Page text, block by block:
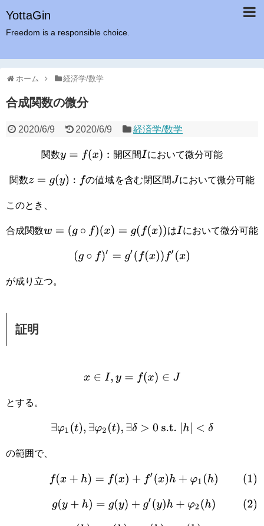
YottaGin
Freedom is a responsible choice.
ホーム 経済学/数学
合成関数の微分
2020/6/9 2020/6/9 経済学/数学
関数 開 区間 において微分可能
関 数y =f(x):開 区間Iに おいて微分可能
関数 の値域を含む閉 区間 において微分可能
関数z =g(y) fの値域を含む閉区間Jにおいて微分可能
このとき、
合成関数 は において微分可能
合成 関数 w =( g∘f)(x)= g( (x) )はIに おいて微分可能
(g∘ f)′= g′(f x))f′(x)
が成り立つ。
証明
x∈I, y=f x)∈J
とする。
∃φ 1(t),∃ φ2(t ),∃δ >0 s.t.|h| <δ
の範囲で、
(1)f x+ h)=f(x +f′ x)h+φ1( h)
(2)g( y+h)=g(y )+g′(y)h+φ 2(h )